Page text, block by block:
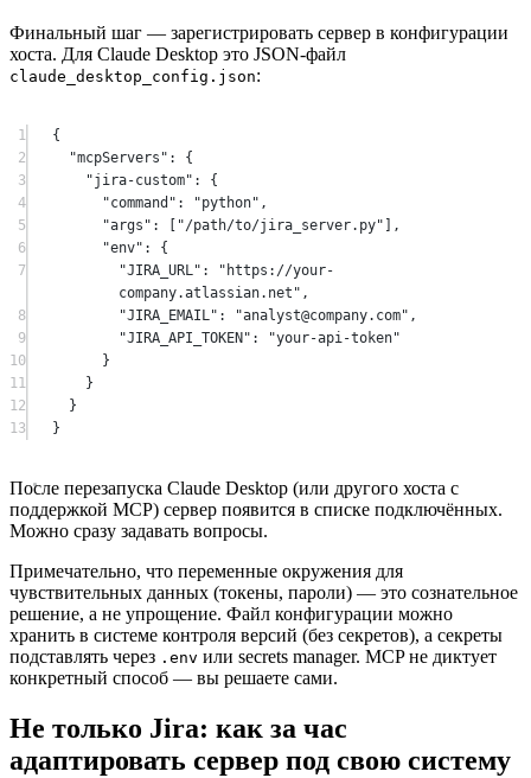
Финальный шаг — зарегистрировать сервер в конфигурации
хоста. Для Claude Desktop это JSON-файл
claude_desktop_config.json:
1
{
2
"mcpServers" : {
3
"jira-custom" : {
4
"command" : "python" ,
5
"args" : [ "/path/to/jira_server.py" ],
6
"env" : {
7
"JIRA_URL" :
"https://your-
company.atlassian.net" ,
8
"JIRA_EMAIL" : "analyst@company.com" ,
9
"JIRA_API_TOKEN" :
"your-api-token"
10
}
11
}
12
}
13
}
После перезапуска Claude Desktop (или другого хоста с
поддержкой MCP) сервер появится в списке подключённых.
Можно сразу задавать вопросы.
Примечательно, что переменные окружения для
чувствительных данных (токены, пароли) — это сознательное
решение, а не упрощение. Файл конфигурации можно
хранить в системе контроля версий (без секретов), а секреты
подставлять через .env или secrets manager. MCP не диктует
конкретный способ — вы решаете сами.
Не только Jira: как за час
адаптировать сервер под свою систему